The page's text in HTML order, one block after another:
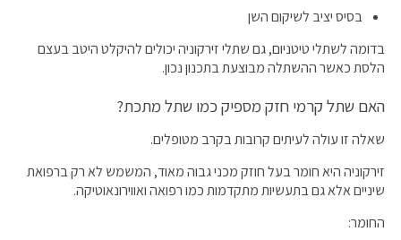
בסיס יציב לשיקום השן
בדומה לשתלי טיטניום, גם שתלי זירקוניה יכולים להיקלט היטב בעצם
הלסת כאשר ההשתלה מבוצעת בתכנון נכון.
האם שתל קרמי חזק מספיק כמו שתל מתכת?
שאלה זו עולה לעיתים קרובות בקרב מטופלים.
זירקוניה היא חומר בעל חוזק מכני גבוה מאוד, המשמש לא רק ברפואת
שיניים אלא גם בתעשיות מתקדמות כמו רפואה ואווירונאוטיקה.
החומר: